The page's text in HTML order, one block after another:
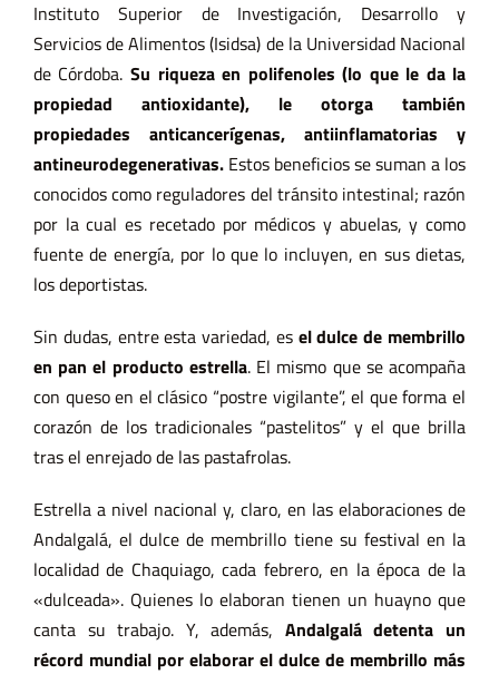
Instituto Superior de Investigación, Desarrollo y
Servicios de Alimentos (Isidsa) de la Universidad Nacional
de Córdoba. Su riqueza en polifenoles (lo que le da la
propiedad antioxidante), le otorga también
propiedades anticancerígenas, antiinflamatorias y
antineurodegenerativas.Estos beneficios se suman a los
conocidos como reguladores del tránsito intestinal; razón
por la cual es recetado por médicos y abuelas, y como
fuente de energía, por lo que lo incluyen, en sus dietas,
los deportistas.
Sin dudas, entre esta variedad, es el dulce de membrillo
en pan el producto estrella. El mismo que se acompaña
con queso en el clásico “postre vigilante”, el que forma el
corazón de los tradicionales “pastelitos” y el que brilla
tras el enrejado de las pastafrolas.
Estrella a nivel nacional y, claro, en las elaboraciones de
Andalgalá, el dulce de membrillo tiene su festival en la
localidad de Chaquiago, cada febrero, en la época de la
«dulceada». Quienes lo elaboran tienen un huayno que
canta su trabajo. Y, además, Andalgalá detenta un
récord mundial por elaborar el dulce de membrillo más